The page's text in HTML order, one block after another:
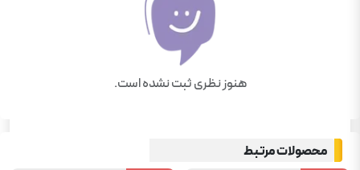
هنوز نظری ثبت نشده است.
محصولات مرتبط